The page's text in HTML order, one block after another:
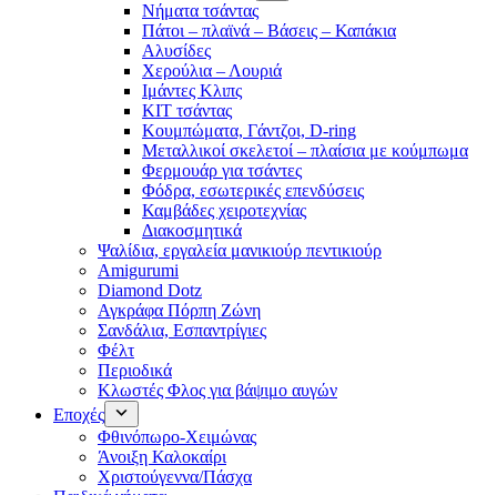
Νήματα τσάντας
Πάτοι – πλαϊνά – Βάσεις – Καπάκια
Αλυσίδες
Χερούλια – Λουριά
Ιμάντες Κλιπς
ΚΙΤ τσάντας
Κουμπώματα, Γάντζοι, D-ring
Μεταλλικοί σκελετοί – πλαίσια με κούμπωμα
Φερμουάρ για τσάντες
Φόδρα, εσωτερικές επενδύσεις
Καμβάδες χειροτεχνίας
Διακοσμητικά
Ψαλίδια, εργαλεία μανικιούρ πεντικιούρ
Amigurumi
Diamond Dotz
Αγκράφα Πόρπη Ζώνη
Σανδάλια, Εσπαντρίγιες
Φέλτ
Περιοδικά
Κλωστές Φλος για βάψιμο αυγών
Εποχές
Φθινόπωρο-Χειμώνας
Άνοιξη Καλοκαίρι
Χριστούγεννα/Πάσχα